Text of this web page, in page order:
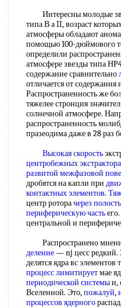
Интересны молодые
типа В а II, возраст
атмосферы обладают
помощью 100-дюймового
определили
атмосфере звезды типа
содержание сравнительно
отличается от содержания
Распространенность же
тяжелее стронция
солнечной атмосфере.
распространенность
празеодима даже в 28 раз
Высокая скорость
центробежных
развитой межфазовой
дробятся на капли при
контактных элементов.
центр роторачерез полость
периферическую частьего.
центральной и
Распространено
деление— nj цесс редкий.
делятся ядра вс элементов
процесс лимитируетмае
периодической системыи,
Вселенной. Это,пожалуй,
процессов ядерного